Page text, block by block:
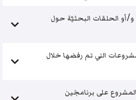
أو الحلقات البحثيّة حول
التي تم رفضها خلال
على برنامجَين